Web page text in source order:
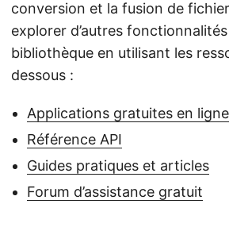
conversion et la fusion de
explorer d’autres
bibliothèque en utilisant les
dessous :
Applications gratuites en ligne
Référence API
Guides pratiques et articles
Forum d’assistance gratuit